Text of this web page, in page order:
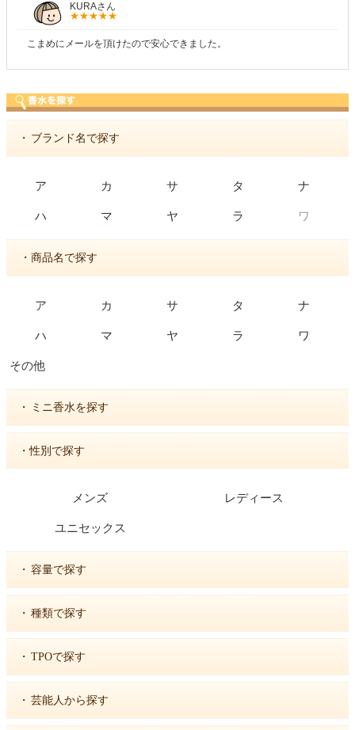
KURAさん
こまめにメールを頂けたので安心できました。
・ ブランド名で探す
ア カ サ タ ナ
ハ マ ヤ ラ ワ
・商品名で探す
ア カ サ タ ナ
ハ マ ヤ ラ ワ
その他
・ ミニ香水を探す
・性別で探す
メンズ レディース
ユニセックス
・ 容量で探す
・ 種類で探す
・ TPOで探す
・ 芸能人から探す